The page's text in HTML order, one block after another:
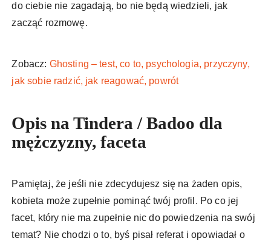
do ciebie nie zagadają, bo nie będą wiedzieli, jak
zacząć rozmowę.
Zobacz: Ghosting – test, co to, psychologia, przyczyny,
jak sobie radzić, jak reagować, powrót
Opis na Tindera / Badoo dla
mężczyzny, faceta
Pamiętaj, że jeśli nie zdecydujesz się na żaden opis,
kobieta może zupełnie pominąć twój profil. Po co jej
facet, który nie ma zupełnie nic do powiedzenia na swój
temat? Nie chodzi o to, byś pisał referat i opowiadał o